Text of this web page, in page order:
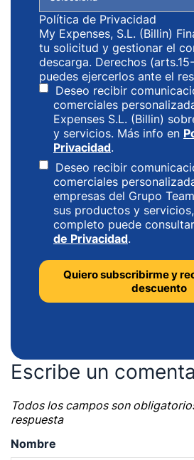
Política de Privacidad
My Expenses, S.L. (Billin)
tu solicitud y gestionar el
descarga. Derechos
puedes ejercerlos ante el
Deseo recibir
comerciales
Expenses S.L. (Billin)
y servicios. Más info en
Privacidad.
Deseo recibir
comerciales
empresas del Grupo
sus productos y
completo puede
de Privacidad.
Escribe un
Todos los campos son
respuesta
Nombre